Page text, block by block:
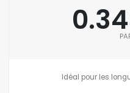
Idéal pour les